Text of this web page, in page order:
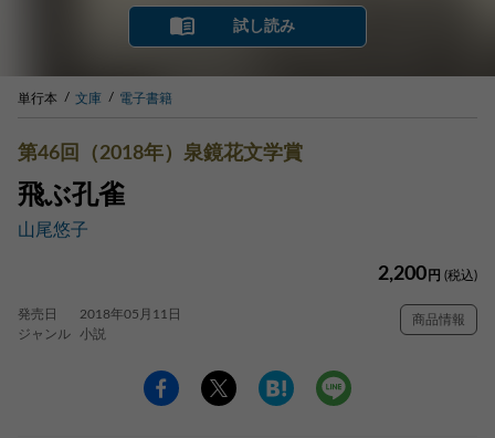
試し読み
単行本 文庫 電子書籍
第46回（2018年）泉鏡花文学賞
飛ぶ孔雀
山尾悠子
2,200 円 (税込)
発売日
2018年05月11日
ジャンル
小説
商品情報